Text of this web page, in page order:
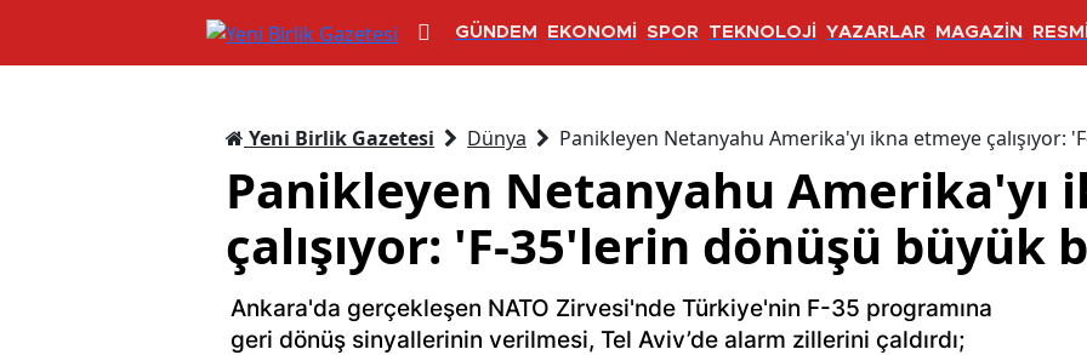
GÜNDEM EKONOMİ SPOR TEKNOLOJİ YAZARLAR MAGAZİN
Yeni Birlik Gazetesi Dünya Panikleyen Netanyahu Amerika'yı ikna etmeye
Panikleyen Netanyahu Amerika'yı
çalışıyor: 'F-35'lerin dönüşü büyük
Ankara'da gerçekleşen NATO Zirvesi'nde Türkiye'nin F-35 programına
geri dönüş sinyallerinin verilmesi, Tel Aviv’de alarm zillerini çaldırdı;